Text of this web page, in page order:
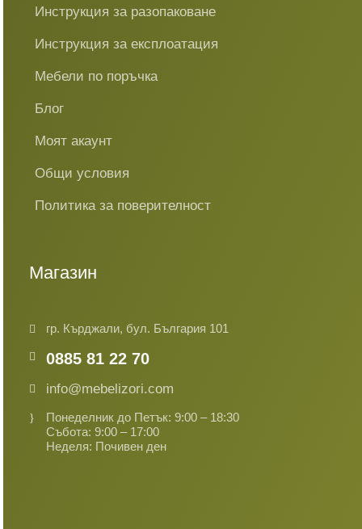
Инструкция за разопаковане
Инструкция за експлоатация
Мебели по поръчка
Блог
Моят акаунт
Общи условия
Политика за поверителност
Магазин
гр. Кърджали, бул. България 101
0885 81 22 70
info@mebelizori.com
Понеделник до Петък: 9:00 – 18:30
Събота: 9:00 – 17:00
Неделя: Почивен ден